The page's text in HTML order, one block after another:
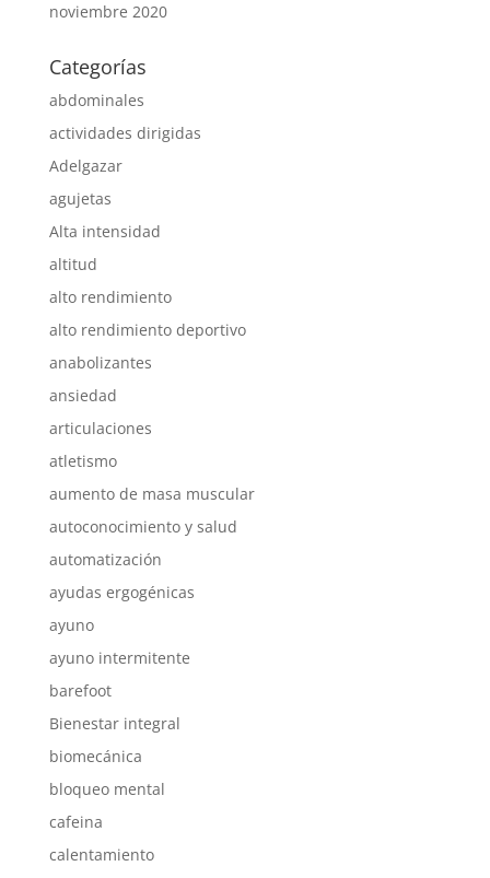
noviembre 2020
Categorías
abdominales
actividades dirigidas
Adelgazar
agujetas
Alta intensidad
altitud
alto rendimiento
alto rendimiento deportivo
anabolizantes
ansiedad
articulaciones
atletismo
aumento de masa muscular
autoconocimiento y salud
automatización
ayudas ergogénicas
ayuno
ayuno intermitente
barefoot
Bienestar integral
biomecánica
bloqueo mental
cafeina
calentamiento